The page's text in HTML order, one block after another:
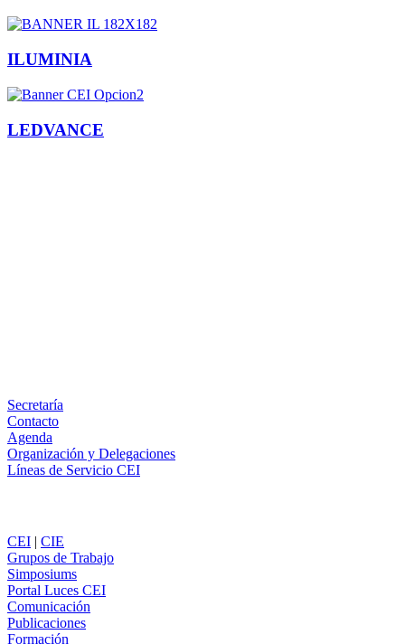
ILUMINIA
LEDVANCE
Secretaría
Contacto
Agenda
Organización y Delegaciones
Líneas de Servicio CEI
CEI | CIE
Grupos de Trabajo
Simposiums
Portal Luces CEI
Comunicación
Publicaciones
Formación